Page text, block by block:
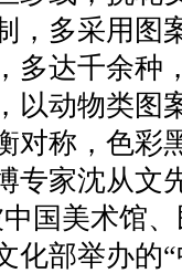
，多采用图
多达千余种
以动物类图
对称，色彩
专家沈从文
国美术馆
化部举办的